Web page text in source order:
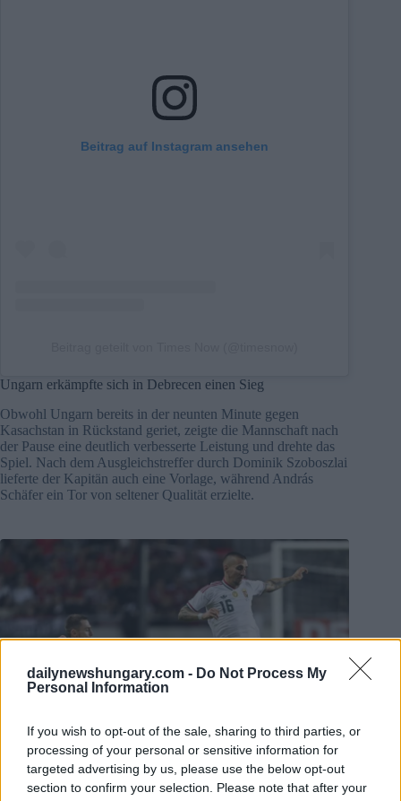
dailynewshungary.com - Do Not Process My
Personal Information
If you wish to opt-out of the sale, sharing to third parties, or
processing of your personal or sensitive information for
targeted advertising by us, please use the below opt-out
section to confirm your selection. Please note that after your
Beitrag auf Instagram ansehen
Ungarn erkämpfte sich in Debrecen einen Sieg
Obwohl Ungarn bereits in der neunten Minute gegen
Kasachstan in Rückstand geriet, zeigte die Mannschaft nach
der Pause eine deutlich verbesserte Leistung und drehte das
Spiel. Nach dem Ausgleichstreffer durch Dominik Szoboszlai
lieferte der Kapitän auch eine Vorlage, während András
Schäfer ein Tor von seltener Qualität erzielte.